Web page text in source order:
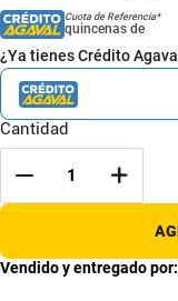
Cuota de Referencia*
quincenas de
¿Ya tienes Crédito
Cantidad
Vendido y entregado por: